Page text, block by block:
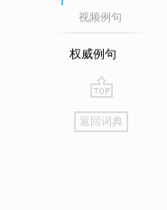
视频例句
权威例句
go
top
返回词典